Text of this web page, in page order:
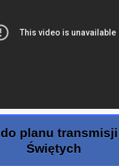
planu
Świętych